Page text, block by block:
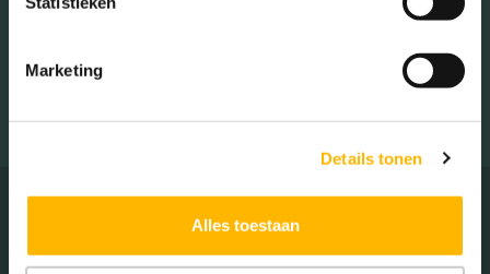
Marketing
Details tonen
Alles toestaan
Wil je meer weten over wat wij voor jou kunnen betekenen? Vul
vrijblijvend contact met je op.